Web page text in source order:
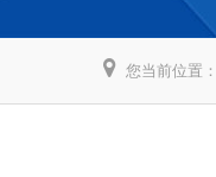
您当前位置：